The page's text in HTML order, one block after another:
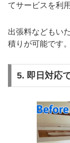
てサービスを利
出張料などもい
積りが可能です。
5. 即日対応